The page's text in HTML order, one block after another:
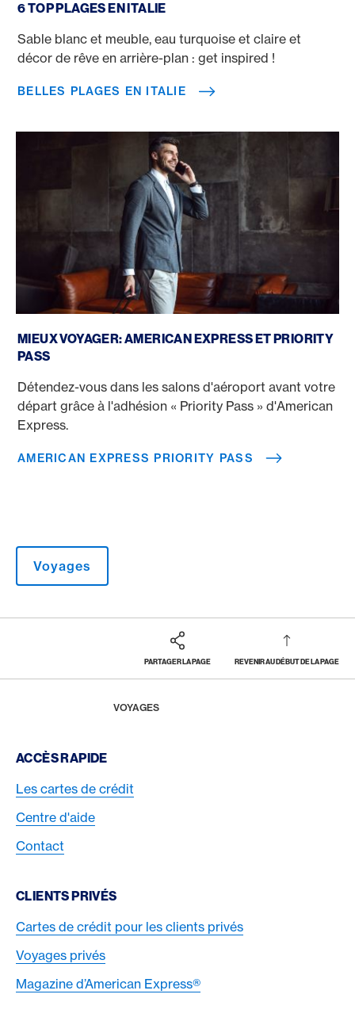
6 TOP PLAGES EN ITALIE
Sable blanc et meuble, eau turquoise et claire et
décor de rêve en arrière-plan : get inspired !
BELLES PLAGES EN ITALIE
MIEUX VOYAGER: AMERICAN EXPRESS ET PRIORITY
PASS
Détendez-vous dans les salons d'aéroport avant votre
départ grâce à l'adhésion « Priority Pass » d'American
Express.
AMERICAN EXPRESS PRIORITY PASS
Voyages
PARTAGER LA PAGE REVENIR AU DÉBUT DE LA PAGE
Footer
VOYAGES
Footer Navigation
ACCÈS RAPIDE
Les cartes de crédit
Centre d'aide
Contact
CLIENTS PRIVÉS
Cartes de crédit pour les clients privés
Voyages privés
Magazine d’American Express®